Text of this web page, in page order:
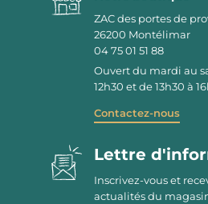
ZAC des portes de
26200 Montélimar
04 75 01 51 88
Ouvert du mardi au
12h30 et de 13h30 à
Contactez-nous
Lettre
Inscrivez-vous et
actualités du